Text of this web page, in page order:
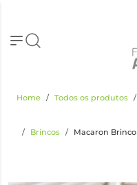
Home Todos os produtos
Brincos Macaron Brinco